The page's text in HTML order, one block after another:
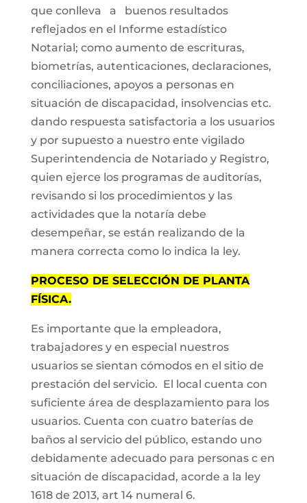
que conlleva a buenos resultados
reflejados en el Informe estadístico
Notarial; como aumento de escrituras,
biometrías, autenticaciones, declaraciones,
conciliaciones, apoyos a personas en
situación de discapacidad, insolvencias etc.
dando respuesta satisfactoria a los usuarios
y por supuesto a nuestro ente vigilado
Superintendencia de Notariado y Registro,
quien ejerce los programas de auditorías,
revisando si los procedimientos y las
actividades que la notaría debe
desempeñar, se están realizando de la
manera correcta como lo indica la ley.
PROCESO DE SELECCIÓN DE PLANTA
FÍSICA.
Es importante que la empleadora,
trabajadores y en especial nuestros
usuarios se sientan cómodos en el sitio de
prestación del servicio. El local cuenta con
suficiente área de desplazamiento para los
usuarios. Cuenta con cuatro baterías de
baños al servicio del público, estando uno
debidamente adecuado para personas c en
situación de discapacidad, acorde a la ley
1618 de 2013, art 14 numeral 6.